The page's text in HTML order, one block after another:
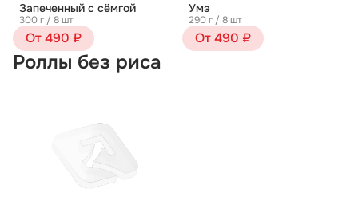
Запеченный с сёмгой
300 г / 8 шт
От 490 ₽
Умэ
290 г / 8 шт
От 490 ₽
Роллы без риса